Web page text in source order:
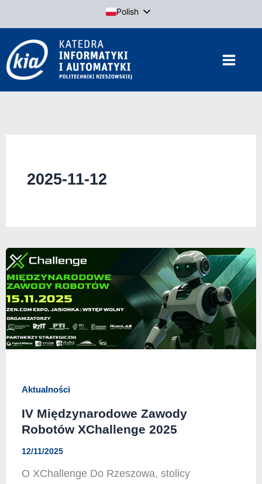
treści
Polish
English
2025-11-12
Aktualności
IV Międzynarodowe Zawody
Robotów XChallenge 2025
12/11/2025
O XChallenge Do Rzeszowa, stolicy